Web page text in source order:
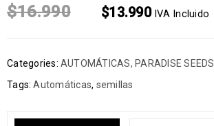
$16.990 $13.990 IVA Incluido
Categories: AUTOMÁTICAS, PARADISE SEEDS
Tags: Automáticas, semillas